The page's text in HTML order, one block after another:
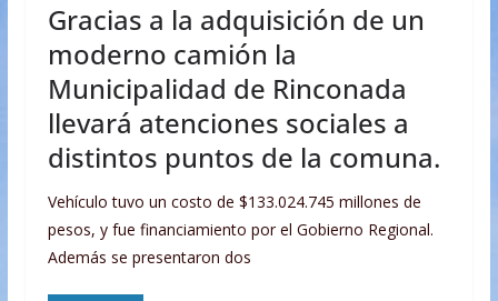
Gracias a la adquisición de un
moderno camión la
Municipalidad de Rinconada
llevará atenciones sociales a
distintos puntos de la comuna.
Vehículo tuvo un costo de $133.024.745 millones de
pesos, y fue financiamiento por el Gobierno Regional.
Además se presentaron dos